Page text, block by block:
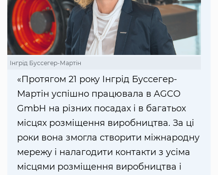
Інгрід Буссегер-Мартін
«Протягом 21 року Інгрід Буссегер-
Мартін успішно працювала в AGCO
GmbH на різних посадах і в багатьох
місцях розміщення виробництва. За ці
роки вона змогла створити міжнародну
мережу і налагодити контакти з усіма
місцями розміщення виробництва і